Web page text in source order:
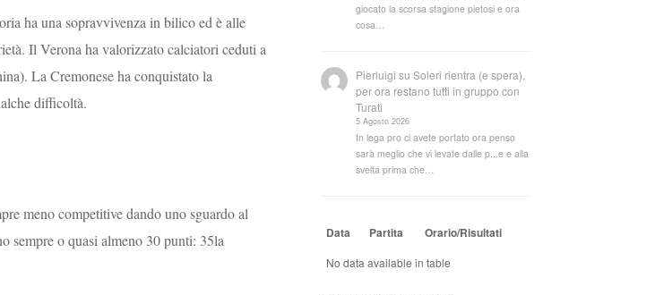
ha una sopravvivenza in bilico ed è alle
Il Verona ha valorizzato calciatori ceduti a
La Cremonese ha conquistato la
difficoltà.
meno competitive dando uno sguardo al
sempre o quasi almeno 30 punti: 35la
giocato la scorsa stagione pietosi e ora
cosa…
Pierluigi suSoleri rientra (e spera),
per ora restano tutti in gruppo con
Turati
5 Agosto 2026
In lega pro ci avete portato ora penso
sarà meglio che vi levate dalle p...e e alla
svelta prima che…
Data Partita Orario/Risultati
No data available in table